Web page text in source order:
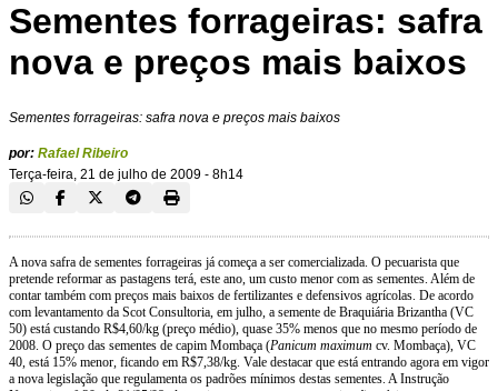
Sementes forrageiras: safra
nova e preços mais baixos
Sementes forrageiras: safra nova e preços mais baixos
por: Rafael Ribeiro
Terça-feira, 21 de julho de 2009 - 8h14
A nova safra de sementes forrageiras já começa a ser comercializada. O pecuarista que
pretende reformar as pastagens terá, este ano, um custo menor com as sementes. Além de
contar também com preços mais baixos de fertilizantes e defensivos agrícolas. De acordo
com levantamento da Scot Consultoria, em julho, a semente de Braquiária Brizantha (VC
50) está custando R$4,60/kg (preço médio), quase 35% menos que no mesmo período de
2008. O preço das sementes de capim Mombaça (Panicum maximum cv. Mombaça), VC
40, está 15% menor, ficando em R$7,38/kg. Vale destacar que está entrando agora em vigor
a nova legislação que regulamenta os padrões mínimos destas sementes. A Instrução